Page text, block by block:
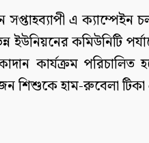
সপ্তাহব্যাপী এ
ইউনিয়নের কমিউনিটি
কার্যক্রম
হাম-রুবেলা টিকা